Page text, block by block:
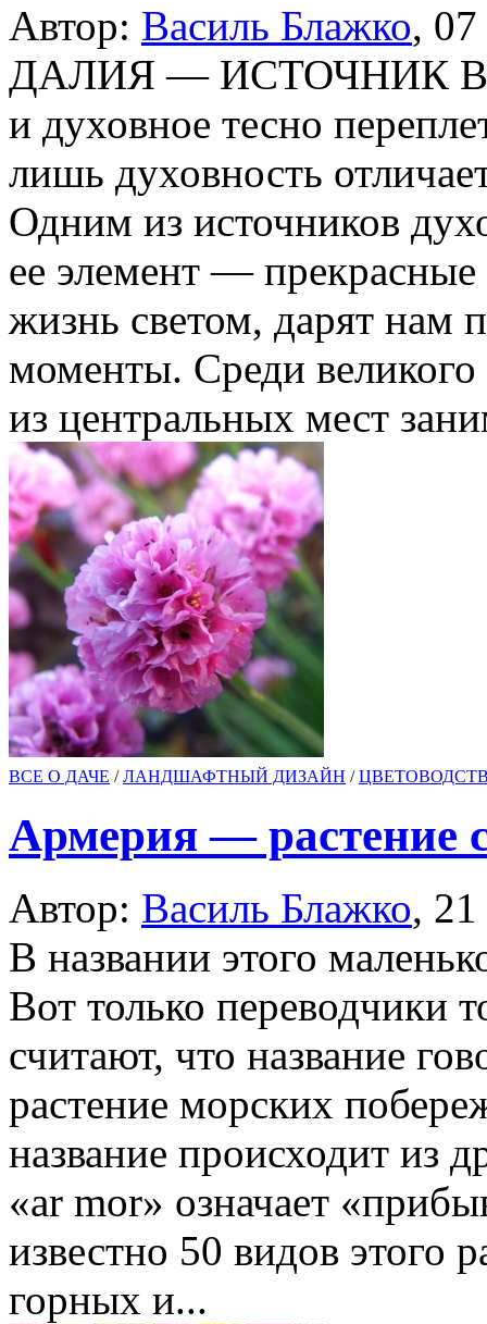
Автор: Василь Блажко,
ДАЛИЯ — ИСТОЧНИК
и духовное тесно
лишь духовность
Одним из источников
ее элемент —
жизнь светом, дарят нам
моменты. Среди великого
из центральных мест
ВСЕ О ДАЧЕ /ЛАНДШАФТНЫЙ ДИЗАЙН /
Армерия — растение
Автор: Василь Блажко,
В названии этого
Вот только переводчики
считают, что название
растение морских
название происходит из
«ar mor» означает
известно 50 видов этого
горных и...